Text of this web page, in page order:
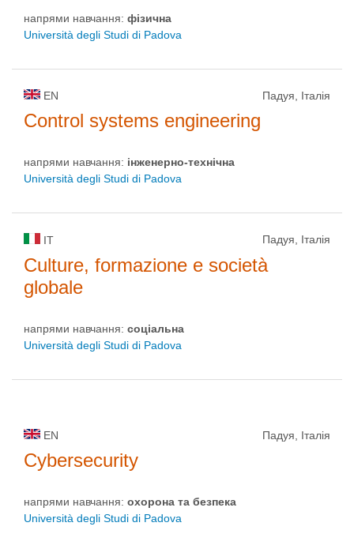
напрями навчання: фізична
Università degli Studi di Padova
EN Падуя, Італія
Control systems engineering
напрями навчання: інженерно-технічна
Università degli Studi di Padova
IT Падуя, Італія
Culture, formazione e società
globale
напрями навчання: соціальна
Università degli Studi di Padova
EN Падуя, Італія
Cybersecurity
напрями навчання: охорона та безпека
Università degli Studi di Padova